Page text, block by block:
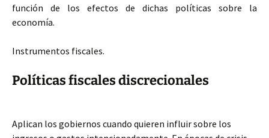
función de los efectos de dichas políticas sobre la
economía.
Instrumentos fiscales.
Políticas fiscales discrecionales
Aplican los gobiernos cuando quieren influir sobre los